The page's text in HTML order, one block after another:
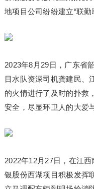
地项目公司纷纷建立“联勤
2023年8月29日，广东省
目水队资深司机龚建民、
的火情进行了及时的扑救
安全，尽显环卫人的大爱
2022年12月27日，在江
银股份西湖项目积极发挥